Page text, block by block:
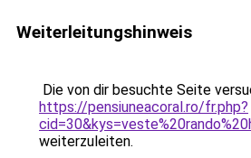
Weiterleitungshinweis
Die von dir besuchte Seite
https://pensiuneacoral.ro/fr.php?
weiterzuleiten.